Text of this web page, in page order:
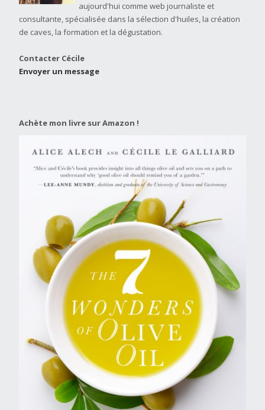
aujourd'hui comme web journaliste et
consultante, spécialisée dans la sélection d'huiles, la création
de caves, la formation et la dégustation.
Contacter Cécile
Envoyer un message
Achète mon livre sur Amazon !